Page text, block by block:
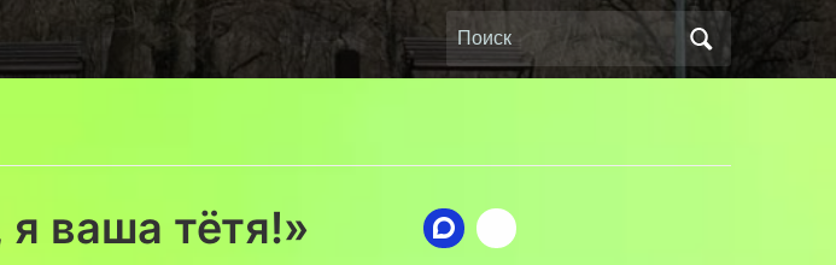
Поиск
по:
я ваша тётя!»